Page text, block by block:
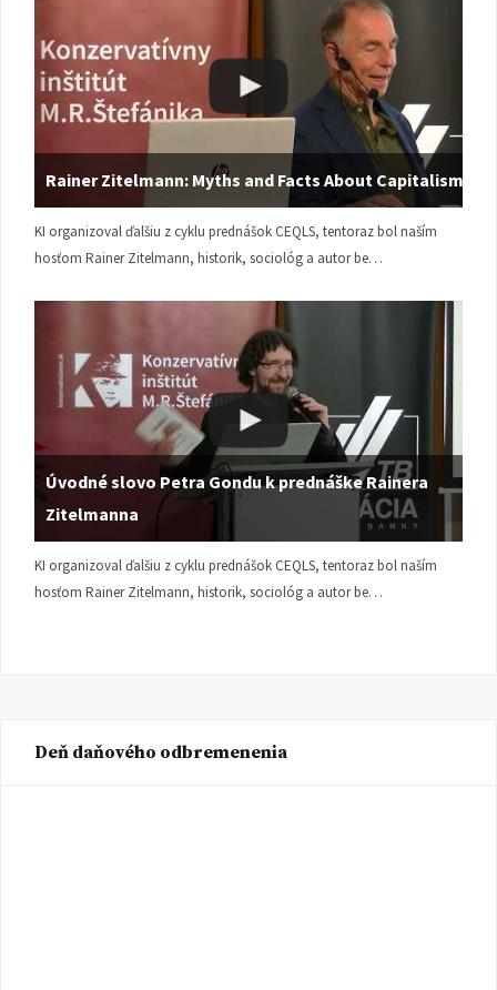
Rainer Zitelmann: Myths and Facts About Capitalism
KI organizoval ďalšiu z cyklu prednášok CEQLS, tentoraz bol naším
hosťom Rainer Zitelmann, historik, sociológ a autor be…
Úvodné slovo Petra Gondu k prednáške Rainera
Zitelmanna
KI organizoval ďalšiu z cyklu prednášok CEQLS, tentoraz bol naším
hosťom Rainer Zitelmann, historik, sociológ a autor be…
Deň daňového odbremenenia